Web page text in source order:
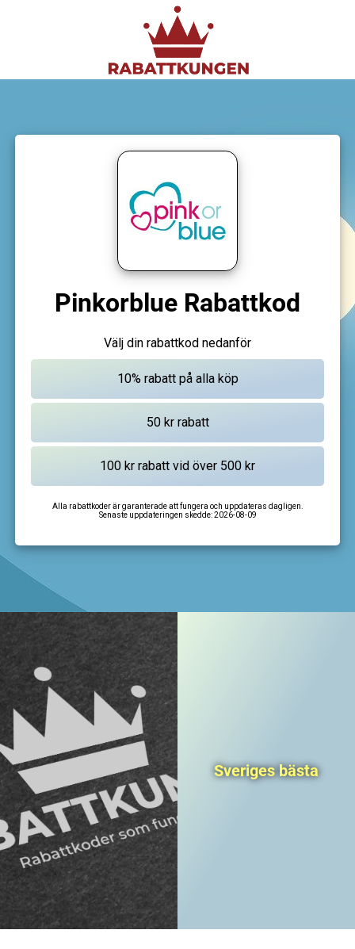
Pinkorblue Rabattkod
Välj din rabattkod nedanför
Alla rabattkoder är garanterade att fungera och uppdateras dagligen.
Senaste uppdateringen skedde:2026-08-09
Sveriges bästa